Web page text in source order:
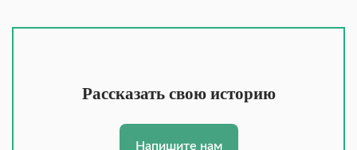
Рассказать свою историю
Напишите нам